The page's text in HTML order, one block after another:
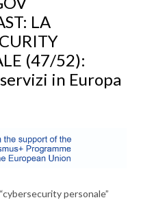
LA
(47/52):
in Europa
personale”